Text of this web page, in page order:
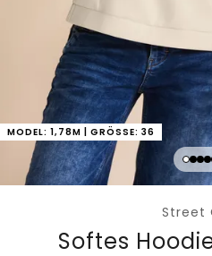
MODEL: 1,78M | GRÖSSE: 36
Street
Softes